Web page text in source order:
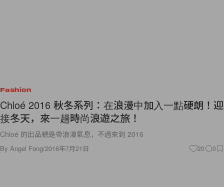
Fashion
Chloé 2016 秋冬系列：在浪漫中加入一點硬朗！迎
接冬天，來一趟時尚浪遊之旅！
Chloé 的出品總是帶浪漫氣息，不過來到 2016
By Angel Fong/2016年7月21日 20 0